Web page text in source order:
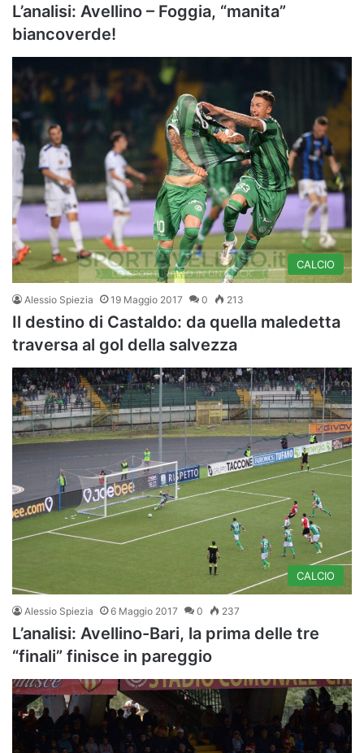
L’analisi: Avellino – Foggia, “manita”
biancoverde!
CALCIO
Alessio Spiezia 19 Maggio 2017 0 213
Il destino di Castaldo: da quella maledetta
traversa al gol della salvezza
CALCIO
Alessio Spiezia 6 Maggio 2017 0 237
L’analisi: Avellino-Bari, la prima delle tre
“finali” finisce in pareggio